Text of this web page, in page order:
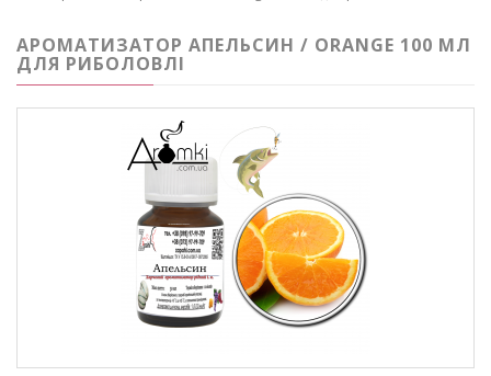
АРОМАТИЗАТОР АПЕЛЬСИН / ORANGE 100 МЛ
ДЛЯ РИБОЛОВЛІ